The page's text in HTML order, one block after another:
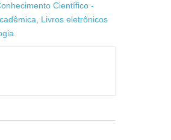
Científico -
Livros eletrônicos